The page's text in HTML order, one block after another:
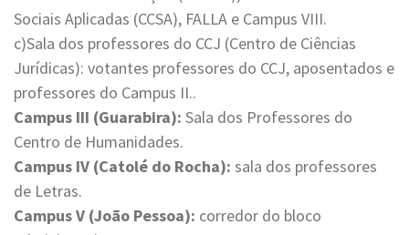
Sociais Aplicadas (CCSA), FALLA e Campus VIII.
c)Sala dos professores do CCJ (Centro de Ciências
Jurídicas): votantes professores do CCJ, aposentados e
professores do Campus II..
Campus III (Guarabira): Sala dos Professores do
Centro de Humanidades.
Campus IV (Catolé do Rocha): sala dos professores
de Letras.
Campus V (João Pessoa): corredor do bloco